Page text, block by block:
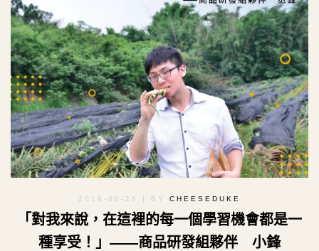
2019-06-28 | BY CHEESEDUKE
「對我來說，在這裡的每一個學習機會都是一
種享受！」——商品研發組夥伴 小鋒